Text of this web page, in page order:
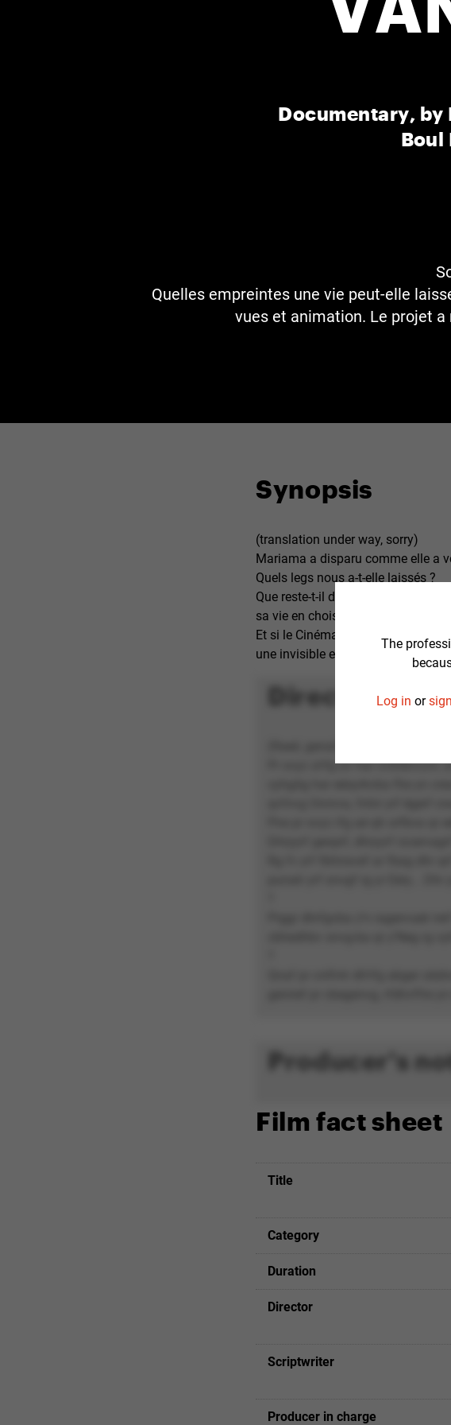
Documentary, by
Boul
Quelles empreintes une vie peut-elle
vues et animation. Le projet a
Synopsis
(translation under way, sorry)
Mariama a disparu comme elle a
Quels legs nous a-t-elle laissés ?
Que reste-t-il de cette femme
sa vie en choisissant la liberté
Et si le Cinéma c’est sauver
une invisible et par le même geste,
Director's
Pr svyz a’rfg av har
Producer's
Film fact sheet
Title
Category
Duration
Director
Scriptwriter
Producer in charge
The
Log in or